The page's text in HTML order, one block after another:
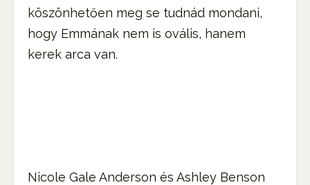
köszönhetően meg se tudnád mondani,
hogy Emmának nem is ovális, hanem
kerek arca van.
Nicole Gale Anderson és Ashley Benson